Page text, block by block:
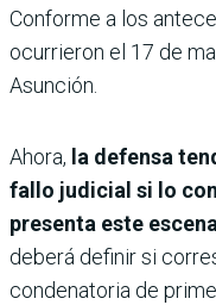
Conforme a los
ocurrieron el 17 de
Asunción.
Ahora, la defensa
fallo judicial si lo
presenta este
deberá definir si
condenatoria de